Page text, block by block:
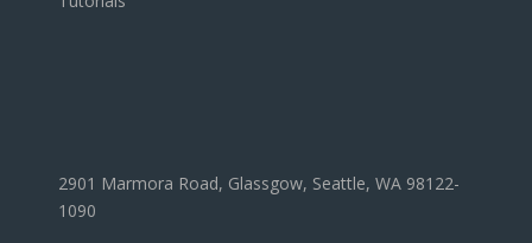
2901 Marmora Road, Glassgow, Seattle, WA 98122-
1090